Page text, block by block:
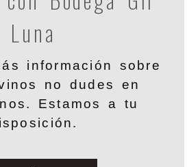
Luna
información sobre
no dudes en
Estamos a tu